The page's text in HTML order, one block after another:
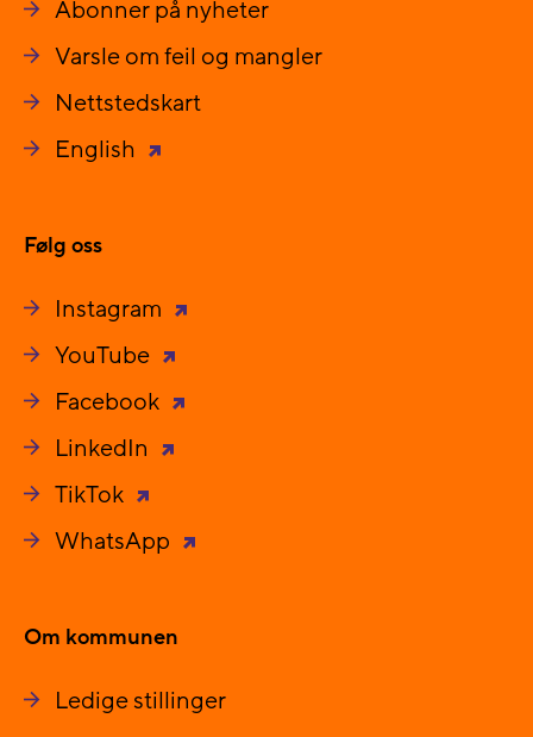
Abonner på nyheter
Varsle om feil og mangler
Nettstedskart
English
Følg oss
Instagram
YouTube
Facebook
LinkedIn
TikTok
WhatsApp
Om kommunen
Ledige stillinger